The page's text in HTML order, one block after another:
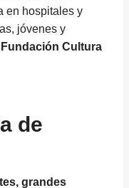
en hospitales y
jóvenes y
Fundación Cultura
de
grandes